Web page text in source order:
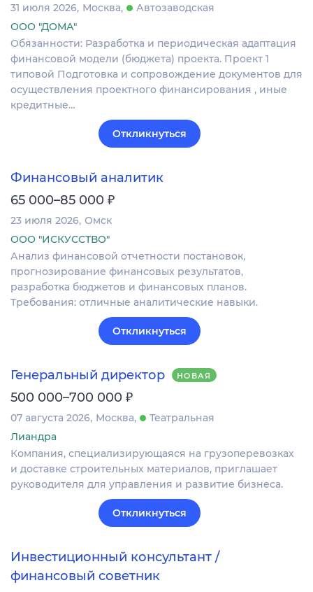
31 июля 2026 Москва
Автозаводская
ООО "ДОМА"
Обязанности: Разработка и периодическая адаптация
финансовой модели (бюджета) проекта. Проект 1
типовой Подготовка и сопровождение документов для
осуществления проектного финансирования , иные
кредитные…
Откликнуться
Финансовый аналитик
65 000–85 000 ₽
23 июля 2026 Омск
ООО "ИСКУССТВО"
Анализ финансовой отчетности постановок,
прогнозирование финансовых результатов,
разработка бюджетов и финансовых планов.
Требования: отличные аналитические навыки.
Откликнуться
Генеральный директор НОВАЯ
500 000–700 000 ₽
07 августа 2026 Москва
Театральная
Лиандра
Компания, специализирующаяся на грузоперевозках
и доставке строительных материалов, приглашает
руководителя для управления и развитие бизнеса.
Откликнуться
Инвестиционный консультант /
финансовый советник